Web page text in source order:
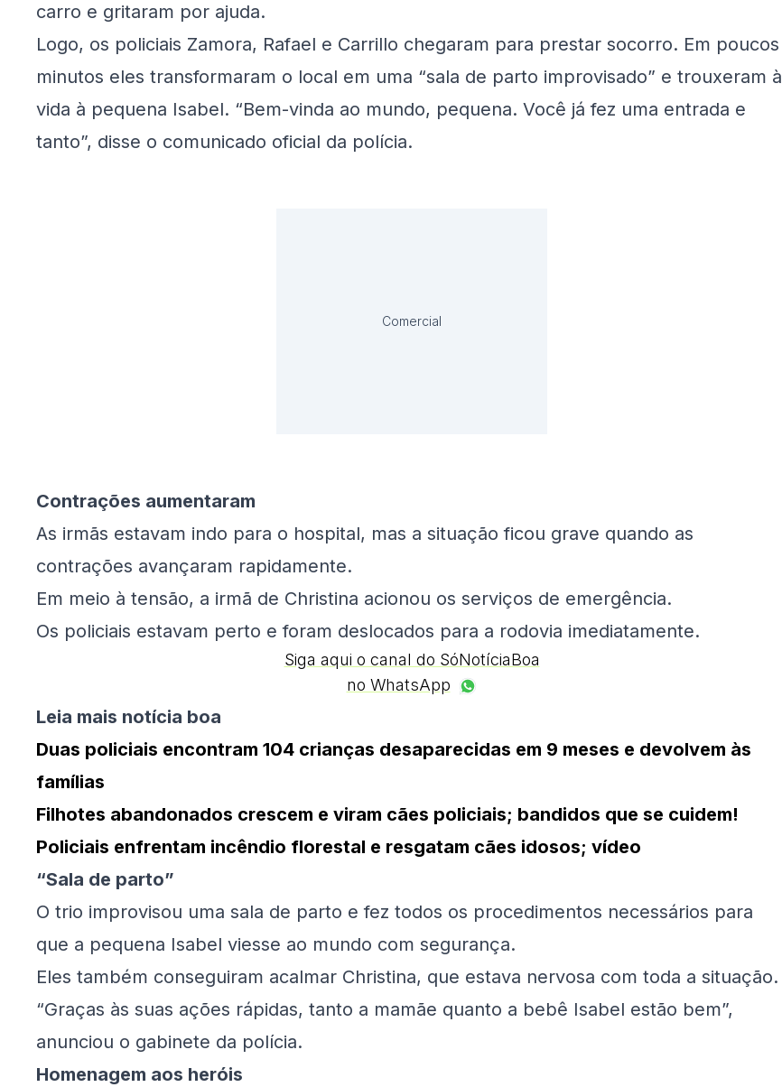
carro e gritaram por ajuda.
Logo, os policiais Zamora, Rafael e Carrillo chegaram para prestar socorro. Em poucos
minutos eles transformaram o local em uma “sala de parto improvisado” e trouxeram à
vida à pequena Isabel. “Bem-vinda ao mundo, pequena. Você já fez uma entrada e
tanto”, disse o comunicado oficial da polícia.
Comercial
Contrações aumentaram
As irmãs estavam indo para o hospital, mas a situação ficou grave quando as
contrações avançaram rapidamente.
Em meio à tensão, a irmã de Christina acionou os serviços de emergência.
Os policiais estavam perto e foram deslocados para a rodovia imediatamente.
Siga aqui o canal do SóNotíciaBoa
no WhatsApp
Leia mais notícia boa
Duas policiais encontram 104 crianças desaparecidas em 9 meses e devolvem às
famílias
Filhotes abandonados crescem e viram cães policiais; bandidos que se cuidem!
Policiais enfrentam incêndio florestal e resgatam cães idosos; vídeo
“Sala de parto”
O trio improvisou uma sala de parto e fez todos os procedimentos necessários para
que a pequena Isabel viesse ao mundo com segurança.
Eles também conseguiram acalmar Christina, que estava nervosa com toda a situação.
“Graças às suas ações rápidas, tanto a mamãe quanto a bebê Isabel estão bem”,
anunciou o gabinete da polícia.
Homenagem aos heróis